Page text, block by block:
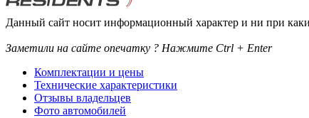
Данный сайт носит информационный характер и ни при
Заметили на сайте опечатку ? Нажмите Ctrl + Enter
Комплектации и цены
Технические характеристики
Отзывы владельцев
Фото автомобилей